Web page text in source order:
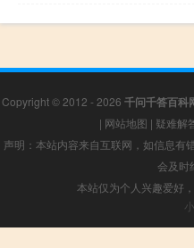
Copyright © 2012 - 2026 千问千答百科
| 网站地图 | 疑难解
声明：本站内容来自互联网，如信息有
会及时
本站仅为个人兴趣爱好